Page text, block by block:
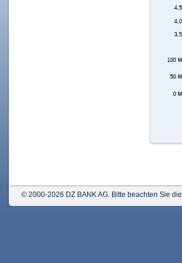
© 2000-2026 DZ BANK AG. Bitte beachten Sie die